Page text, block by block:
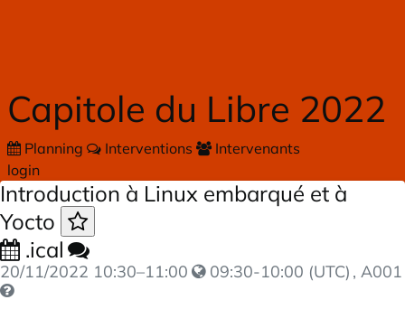
Capitole du Libre 2022
Planning Interventions
Intervenants
login
Introduction à Linux embarqué et à
Yocto
.ical
20/11/2022 10:30–11:00 09:30-10:00 (UTC) , A001